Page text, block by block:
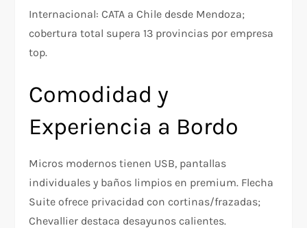
Internacional: CATA a Chile desde Mendoza;
cobertura total supera 13 provincias por empresa
top.​
Comodidad y
Experiencia a Bordo
Micros modernos tienen USB, pantallas
individuales y baños limpios en premium. Flecha
Suite ofrece privacidad con cortinas/frazadas;
Chevallier destaca desayunos calientes.​